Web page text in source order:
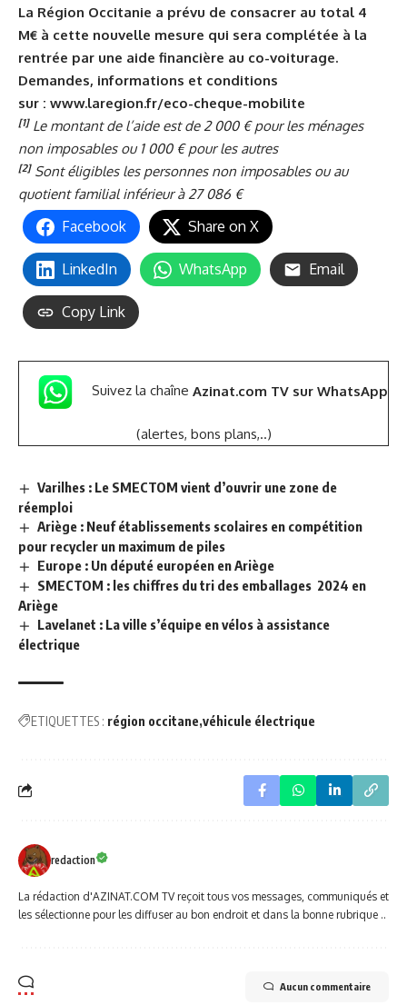
La Région Occitanie a prévu de consacrer au total 4
M€ à cette nouvelle mesure qui sera complétée à la
rentrée par une aide financière au co-voiturage.
Demandes, informations et conditions
sur : www.laregion.fr/eco-cheque-mobilite
[1]Le montant de l’aide est de 2 000 € pour les ménages
non imposables ou 1 000 € pour les autres
[2]Sont éligibles les personnes non imposables ou au
quotient familial inférieur à 27 086 €
Facebook Share on X
LinkedIn WhatsApp Email
Copy Link
Suivez la chaîne Azinat.com TV sur WhatsApp
(alertes, bons plans,..)
Varilhes : Le SMECTOM vient d’ouvrir une zone de
réemploi
Ariège : Neuf établissements scolaires en compétition
pour recycler un maximum de piles
Europe : Un député européen en Ariège
SMECTOM : les chiffres du tri des emballages 2024 en
Ariège
Lavelanet : La ville s’équipe en vélos à assistance
électrique
ETIQUETTES : région occitane véhicule électrique
redaction
La rédaction d'AZINAT.COM TV reçoit tous vos messages, communiqués et
les sélectionne pour les diffuser au bon endroit et dans la bonne rubrique ..
Aucun commentaire